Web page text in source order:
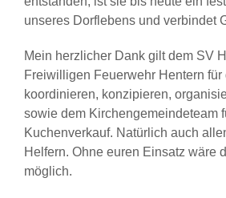
unseres Dorflebens und verbindet
Mein herzlicher Dank gilt dem SV
Freiwilligen Feuerwehr Hentern
koordinieren, konzipieren,
sowie dem Kirchengemeindeteam
Kuchenverkauf. Natürlich auch
Helfern. Ohne euren Einsatz wäre
möglich.